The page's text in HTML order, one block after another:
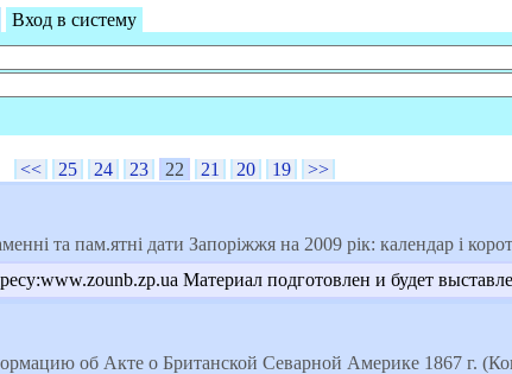
Вход в систему
<< 25 24 23 22 21 20 19
>>
та пам.ятні дати Запоріжжя на 2009 рік: календар і
Материал подготовлен и будет
об Акте о Британской Севарной Америке 1867 г.